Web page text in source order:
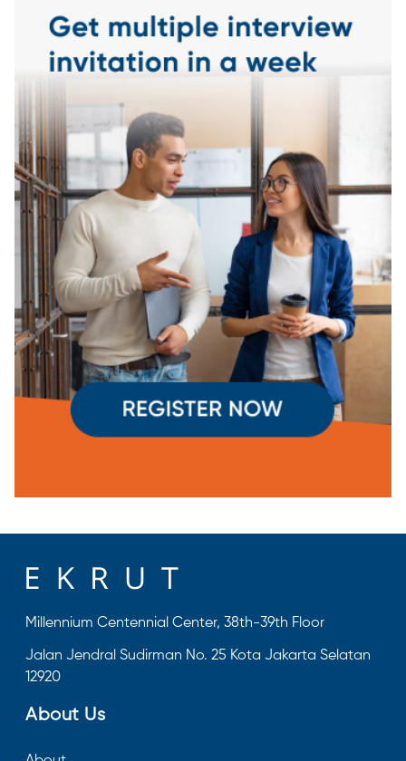
Millennium Centennial Center, 38th-39th Floor
Jalan Jendral Sudirman No. 25 Kota Jakarta Selatan
12920
About Us